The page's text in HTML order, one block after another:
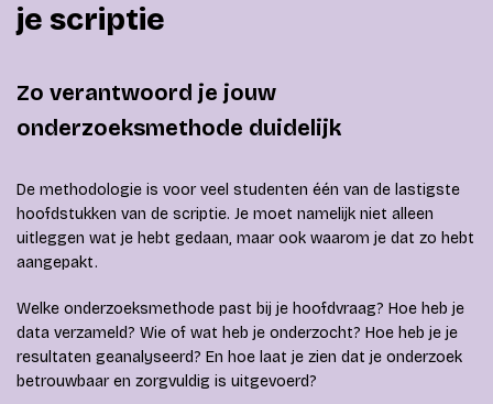
je scriptie
Zo verantwoord je jouw
onderzoeksmethode duidelijk
De methodologie is voor veel studenten één van de lastigste
hoofdstukken van de scriptie. Je moet namelijk niet alleen
uitleggen wat je hebt gedaan, maar ook waarom je dat zo hebt
aangepakt.
Welke onderzoeksmethode past bij je hoofdvraag? Hoe heb je
data verzameld? Wie of wat heb je onderzocht? Hoe heb je je
resultaten geanalyseerd? En hoe laat je zien dat je onderzoek
betrouwbaar en zorgvuldig is uitgevoerd?